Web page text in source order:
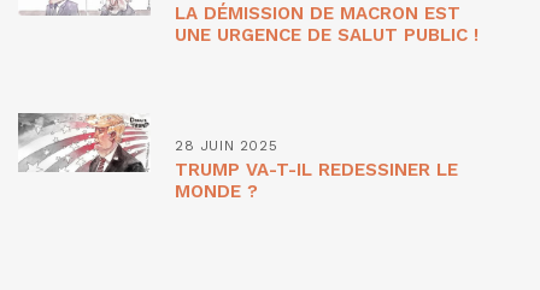
LA DÉMISSION DE MACRON EST
UNE URGENCE DE SALUT PUBLIC !
28 JUIN 2025
TRUMP VA-T-IL REDESSINER LE
MONDE ?